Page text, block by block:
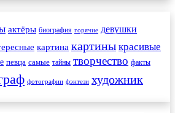
актёры биография горячие девушки
картина картины красивые
певца самые тайны творчество факты
фотографии фэнтези художник